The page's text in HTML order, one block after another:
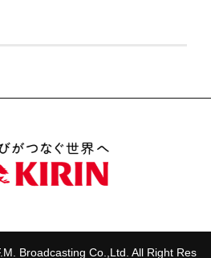
Broadcasting Co.,Ltd. All Right Res